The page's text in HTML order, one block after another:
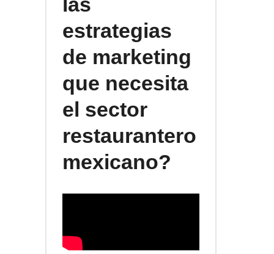
estrategias
de marketing
que necesita
el sector
restaurantero
mexicano?